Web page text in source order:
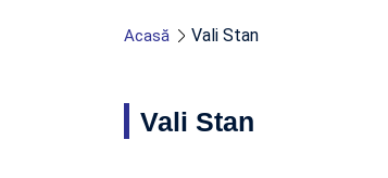
Acasă Vali Stan
Vali Stan